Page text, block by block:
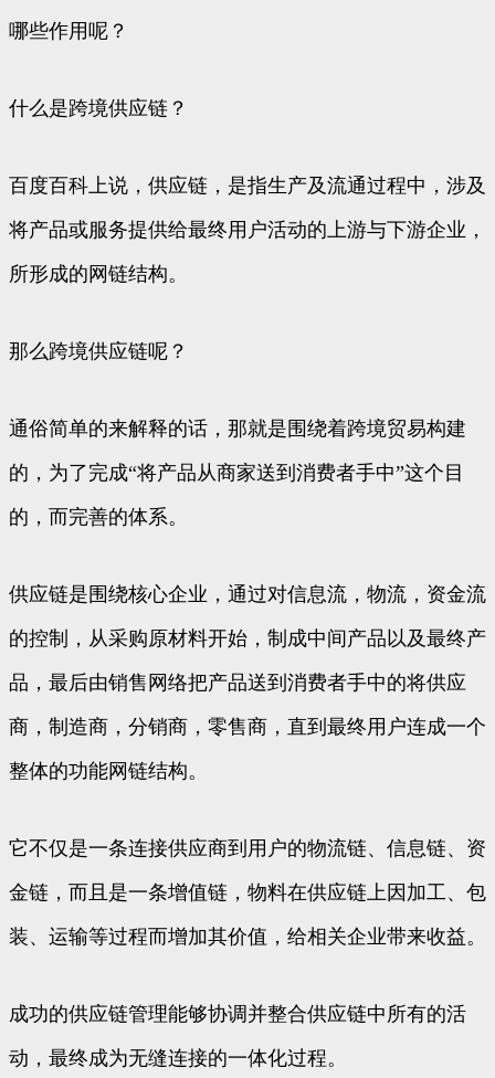
哪些作用呢？
什么是跨境供应链？
百度百科上说，供应链，是指生产及流通过程中，涉及
将产品或服务提供给最终用户活动的上游与下游企业，
所形成的网链结构。
那么跨境供应链呢？
通俗简单的来解释的话，那就是围绕着跨境贸易构建
的，为了完成“将产品从商家送到消费者手中”这个目
的，而完善的体系。
供应链是围绕核心企业，通过对信息流，物流，资金流
的控制，从采购原材料开始，制成中间产品以及最终产
品，最后由销售网络把产品送到消费者手中的将供应
商，制造商，分销商，零售商，直到最终用户连成一个
整体的功能网链结构。
它不仅是一条连接供应商到用户的物流链、信息链、资
金链，而且是一条增值链，物料在供应链上因加工、包
装、运输等过程而增加其价值，给相关企业带来收益。
成功的供应链管理能够协调并整合供应链中所有的活
动，最终成为无缝连接的一体化过程。